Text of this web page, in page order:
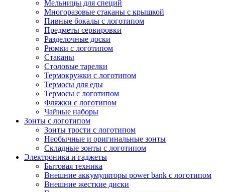
Мельницы для специй
Многоразовые стаканы с крышкой
Пивные бокалы с логотипом
Предметы сервировки
Разделочные доски
Рюмки с логотипом
Стаканы
Столовые тарелки
Термокружки с логотипом
Термосы для еды
Термосы с логотипом
Фляжки с логотипом
Чайные наборы
Зонты с логотипом
Зонты трости с логотипом
Необычные и оригинальные зонты
Складные зонты с логотипом
Электроника и гаджеты
Бытовая техника
Внешние аккумуляторы power bank с логотипом
Внешние жесткие диски